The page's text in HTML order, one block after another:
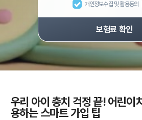
개인정보수집 및 활용동의
보험료 확인
우리 아이 충치 걱정 끝! 어린
용하는 스마트 가입 팁